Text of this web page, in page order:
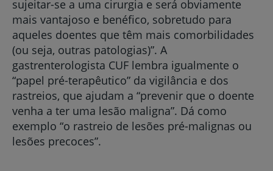
sujeitar-se a uma cirurgia e será obviamente
mais vantajoso e benéfico, sobretudo para
aqueles doentes que têm mais comorbilidades
(ou seja, outras patologias)”. A
gastrenterologista CUF lembra igualmente o
“papel pré-terapêutico” da vigilância e dos
rastreios, que ajudam a “prevenir que o doente
venha a ter uma lesão maligna”. Dá como
exemplo “o rastreio de lesões pré-malignas ou
lesões precoces”.